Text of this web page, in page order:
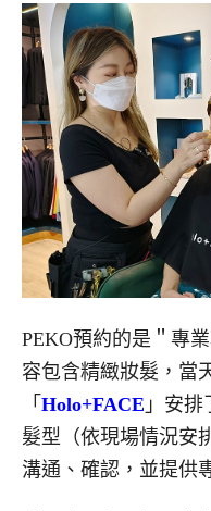
PEKO預約的是＂專
容包含精緻妝髮，當
「 Holo+FACE 」安
髮型（依現場情況安
溝通、確認，並提供